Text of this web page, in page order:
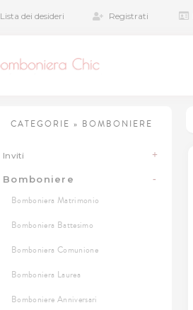
Lista dei desideri Registrati
CATEGORIE » BOMBONIERE
Inviti
Bomboniere
Bomboniera Matrimonio
Bomboniera Battesimo
Bomboniera Comunione
Bomboniera Laurea
Bomboniere Anniversari